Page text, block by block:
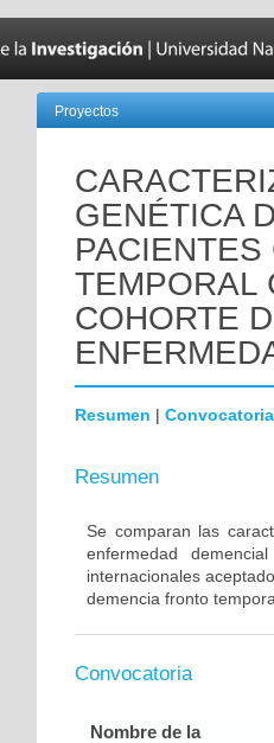
Proyectos
GENÉTICA
TEMPORAL
COHORTE
Resumen | Convocatoria
Resumen
Se comparan las
enfermedad
internacionales
demencia fronto
Convocatoria
Nombre de la